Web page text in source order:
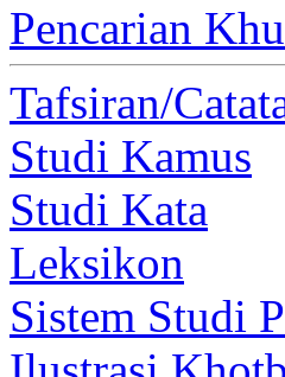
Pencarian
Tafsiran/
Studi Kamus
Studi Kata
Leksikon
Sistem Studi